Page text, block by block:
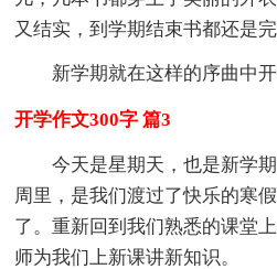
又结实，到学期结束书都还是完
新学期就在这样的序曲中
开学作文300字 篇3
今天是星期天，也是新学
周里，是我们渡过了快乐的寒
了。重新回到我们熟悉的课堂
师为我们上新课讲新知识。